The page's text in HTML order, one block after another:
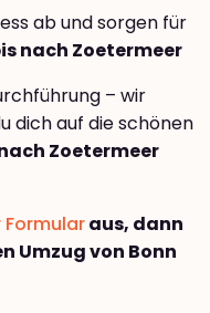
ab und sorgen für
nach Zoetermeer
– wir
dich auf die schönen
Zoetermeer
Formularaus, dann
Umzug von Bonn